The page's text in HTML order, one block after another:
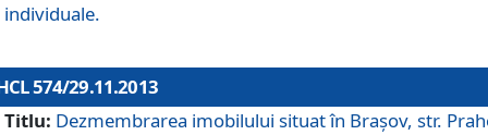
individuale.
574/29.11.2013
Titlu: Dezmembrarea imobilului situat în Braşov, str.